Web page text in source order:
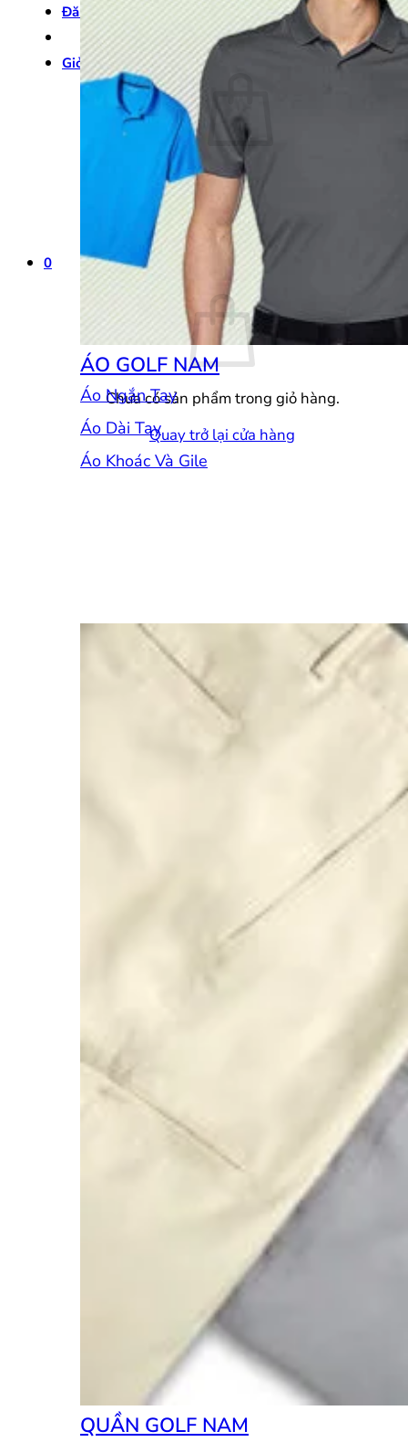
Đăng nhập
Giỏ hàng / 0₫ 0
Chưa có sản phẩm trong giỏ hàng.
Quay trở lại cửa hàng
0
Giỏ hàng
Chưa có sản phẩm trong giỏ hàng.
Quay trở lại cửa hàng
ÁO GOLF NAM
Áo Ngắn Tay
Áo Dài Tay
Áo Khoác Và Gile
QUẦN GOLF NAM